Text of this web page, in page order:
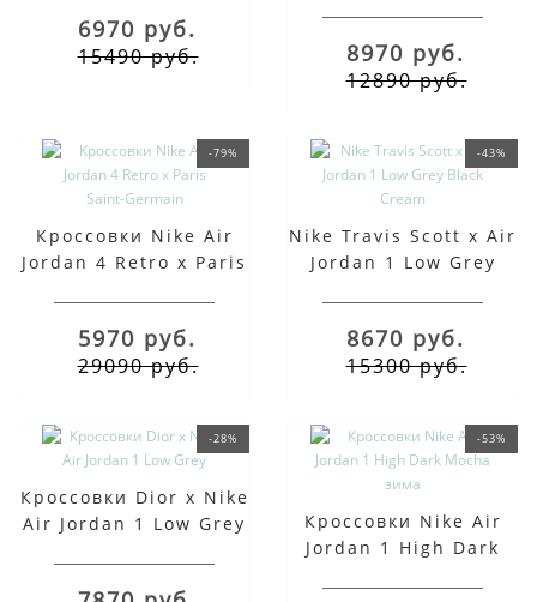
6970 руб.
15490 руб. 8970 руб.
12890 руб.
-79%
Кроссовки Nike Air
Jordan 4 Retro x Paris
5970 руб.
29090 руб.
-43%
Nike Travis Scott x Air
Jordan 1 Low Grey
8670 руб.
15300 руб.
-28%
Кроссовки Dior x Nike
Air Jordan 1 Low Grey
-53%
Кроссовки Nike Air
Jordan 1 High Dark